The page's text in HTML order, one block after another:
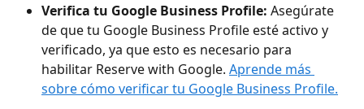
Verifica tu Google Business Profile: Asegúrate
de que tu Google Business Profile esté activo y
verificado, ya que esto es necesario para
habilitar Reserve with Google. Aprende más
sobre cómo verificar tu Google Business Profile.